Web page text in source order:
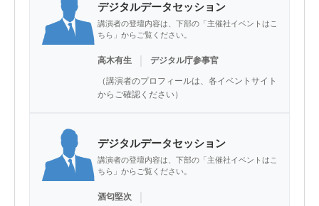
デジタルデータセッション
講演者の登壇内容は、下部の「主催社イベントはこ
ちら」からご覧ください。
高木有生 デジタル庁参事官
（講演者のプロフィールは、各イベントサイト
からご確認ください）
デジタルデータセッション
講演者の登壇内容は、下部の「主催社イベントはこ
ちら」からご覧ください。
酒匂堅次